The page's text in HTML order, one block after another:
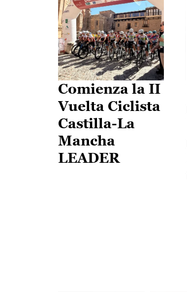
Comienza la II
Vuelta Ciclista
Castilla-La
Mancha
LEADER